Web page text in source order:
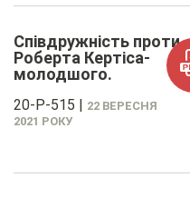
Співдружність проти
Роберта Кертіса-
молодшого.
20-P-515 | 22 ВЕРЕСНЯ
2021 РОКУ